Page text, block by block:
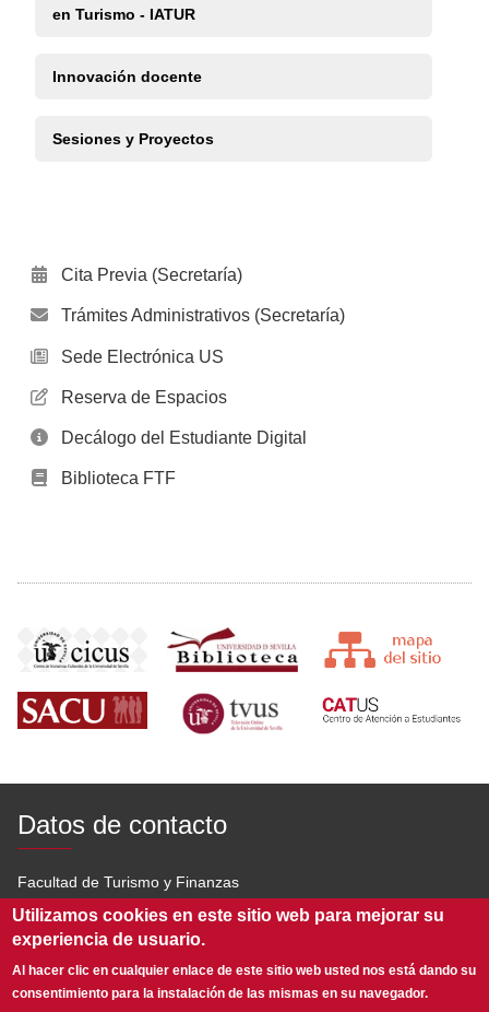
en Turismo - IATUR
Innovación docente
Sesiones y Proyectos
Cita Previa (Secretaría)
Trámites Administrativos (Secretaría)
Sede Electrónica US
Reserva de Espacios
Decálogo del Estudiante Digital
Biblioteca FTF
Datos de contacto
Facultad de Turismo y Finanzas
Av. San Francisco Javier s/n 41018 Sevilla
954 551 600
Utilizamos cookies en este sitio web para mejorar su
experiencia de usuario.
Al hacer clic en cualquier enlace de este sitio web usted nos está dando su
consentimiento para la instalación de las mismas en su navegador.